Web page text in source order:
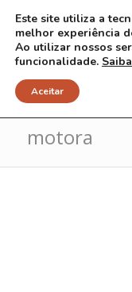
Arquivo
motora
Este site utiliza a
melhor experiência
Ao utilizar nossos
funcionalidade.
Aceitar